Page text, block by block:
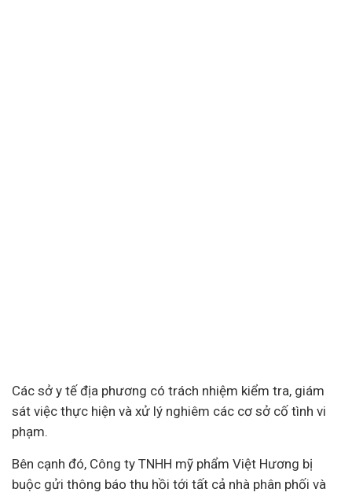
Các sở y tế địa phương có trách nhiệm kiểm tra, giám
sát việc thực hiện và xử lý nghiêm các cơ sở cố tình vi
phạm.
Bên cạnh đó, Công ty TNHH mỹ phẩm Việt Hương bị
buộc gửi thông báo thu hồi tới tất cả nhà phân phối và